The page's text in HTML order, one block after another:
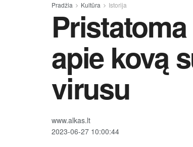
Pradžia Kultūra Istorija
apie kovą
virusu
www.alkas.lt
2023-06-27 10:00:44